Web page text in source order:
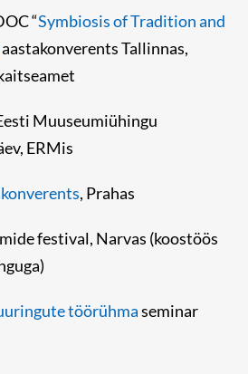
“Symbiosis of Tradition and
aastakonverents Tallinnas,
Muuseumiühingu
ERMis
, Prahas
festival, Narvas (koostöös
töörühmaseminar